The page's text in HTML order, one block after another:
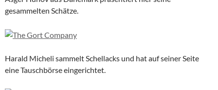
gesammelten Schätze.
Harald Micheli sammelt Schellacks und hat auf seiner Seite
eine Tauschbörse eingerichtet.